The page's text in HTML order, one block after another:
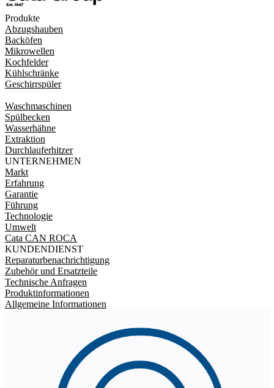
Produkte
Abzugshauben
Backöfen
Mikrowellen
Kochfelder
Kühlschränke
Geschirrspüler
Waschmaschinen
Spülbecken
Wasserhähne
Extraktion
Durchlauferhitzer
UNTERNEHMEN
Markt
Erfahrung
Garantie
Führung
Technologie
Umwelt
Cata CAN ROCA
KUNDENDIENST
Reparaturbenachrichtigung
Zubehör und Ersatzteile
Technische Anfragen
Produktinformationen
Allgemeine Informationen